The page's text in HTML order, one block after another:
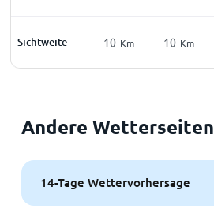
Sichtweite 10 Km 10 Km
Andere Wetterseiten
14-Tage Wettervorhersage